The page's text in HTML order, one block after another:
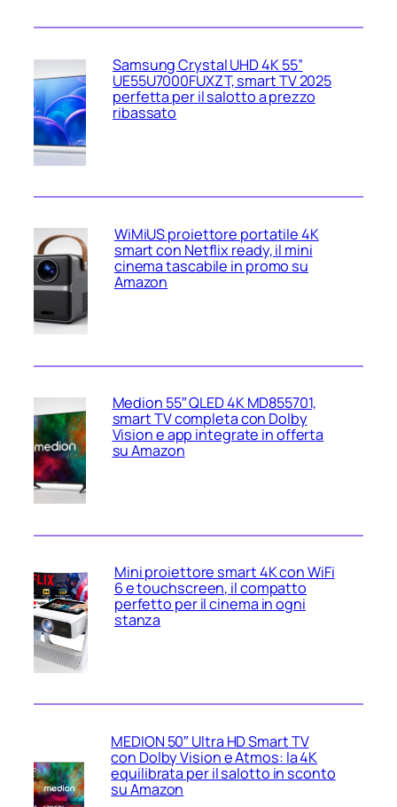
Samsung Crystal UHD 4K 55”
UE55U7000FUXZT, smart TV 2025
perfetta per il salotto a prezzo
ribassato
WiMiUS proiettore portatile 4K
smart con Netflix ready, il mini
cinema tascabile in promo su
Amazon
Medion 55″ QLED 4K MD855701,
smart TV completa con Dolby
Vision e app integrate in offerta
su Amazon
Mini proiettore smart 4K con WiFi
6 e touchscreen, il compatto
perfetto per il cinema in ogni
stanza
MEDION 50″ Ultra HD Smart TV
con Dolby Vision e Atmos: la 4K
equilibrata per il salotto in sconto
su Amazon